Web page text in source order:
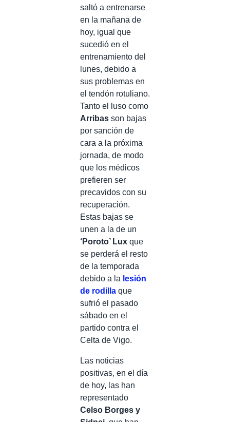
saltó a entrenarse
en la mañana de
hoy, igual que
sucedió en el
entrenamiento del
lunes, debido a
sus problemas en
el tendón rotuliano.
Tanto el luso como
Arribas son bajas
por sanción de
cara a la próxima
jornada, de modo
que los médicos
prefieren ser
precavidos con su
recuperación.
Estas bajas se
unen a la de un
‘Poroto’ Lux que
se perderá el resto
de la temporada
debido a la lesión
de rodilla que
sufrió el pasado
sábado en el
partido contra el
Celta de Vigo.
Las noticias
positivas, en el día
de hoy, las han
representado
Celso Borges y